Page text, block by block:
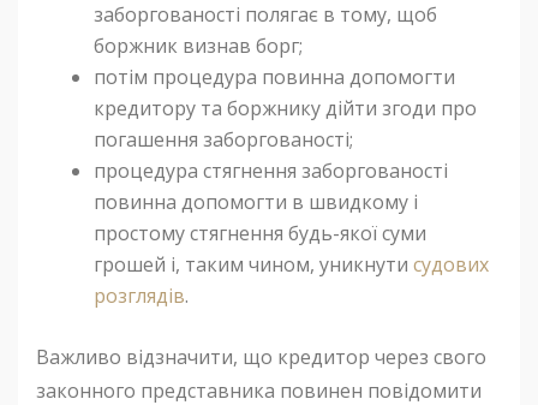
заборгованості полягає в тому, щоб
боржник визнав борг;
потім процедура повинна допомогти
кредитору та боржнику дійти згоди про
погашення заборгованості;
процедура стягнення заборгованості
повинна допомогти в швидкому і
простому стягнення будь-якої суми
грошей і, таким чином, уникнути судових
розглядів.
Важливо відзначити, що кредитор через свого
законного представника повинен повідомити